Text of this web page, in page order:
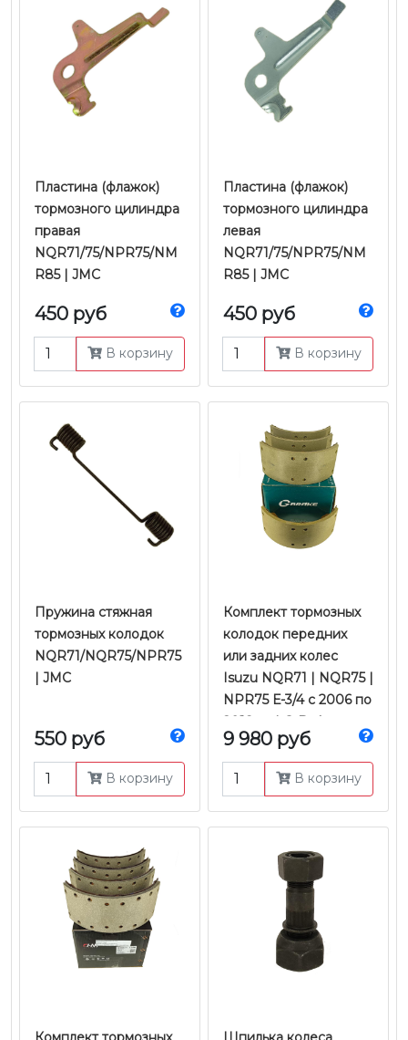
Пластина (флажок)
тормозного цилиндра
правая
NQR71/75/NPR75/NM
R85 | JMC
450 руб
В корзину
Пластина (флажок)
тормозного цилиндра
левая
NQR71/75/NPR75/NM
R85 | JMC
450 руб
В корзину
Пружина стяжная
тормозных колодок
NQR71/NQR75/NPR75
| JMC
550 руб
В корзину
Комплект тормозных
колодок передних
или задних колес
Isuzu NQR71 | NQR75 |
NPR75 Е-3/4 с 2006 по
2018 гг. | G-Brake
9 980 руб
В корзину